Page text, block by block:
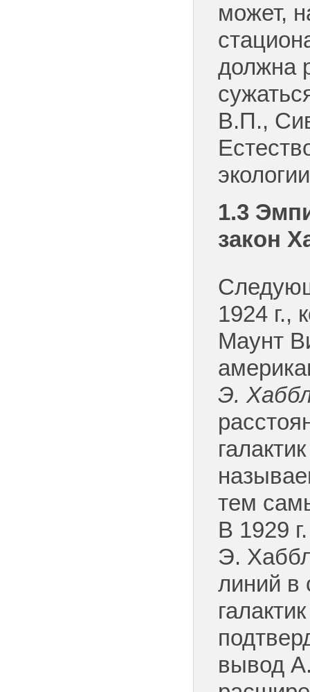
может,
должна
В.П.,
1.3 Эм
закон Х
1924 г.,
Маунт
Э.
тем
В 1929
Э.
линий в
вывод